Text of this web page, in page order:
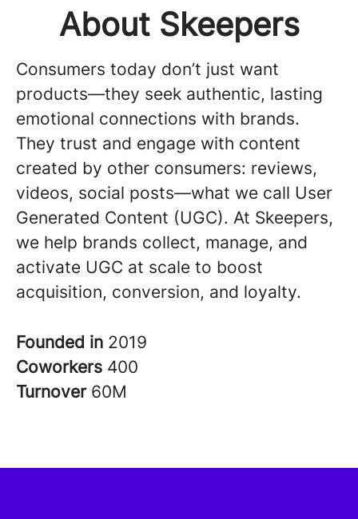
About Skeepers
Consumers today don’t just want
products—they seek authentic, lasting
emotional connections with brands.
They trust and engage with content
created by other consumers: reviews,
videos, social posts—what we call User
Generated Content (UGC). At Skeepers,
we help brands collect, manage, and
activate UGC at scale to boost
acquisition, conversion, and loyalty.
Founded in 2019
Coworkers 400
Turnover 60M